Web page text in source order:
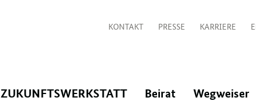
KONTAKT PRESSE KARRIERE
ZUKUNFTSWERKSTATT:
Beirat Wegweiser: